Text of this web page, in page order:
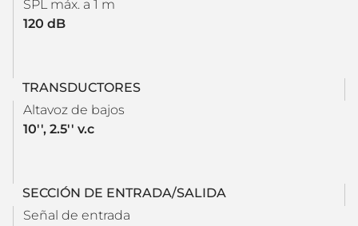
SPL máx. a 1 m
120 dB
TRANSDUCTORES
Altavoz de bajos
10'', 2.5'' v.c
SECCIÓN DE ENTRADA/SALIDA
Señal de entrada